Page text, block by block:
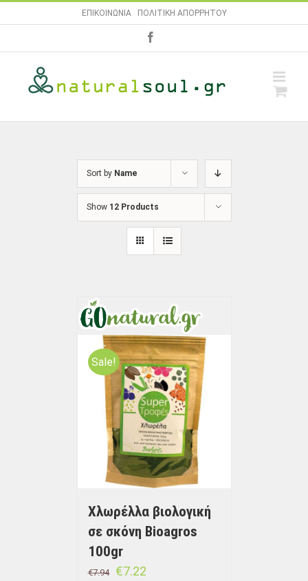
to
ΕΠΙΚΟΙΝΩΝΙΑ| ΠΟΛΙΤΙΚΗ ΑΠΟΡΡΗΤΟΥ
Sort by Name
Show 12 Products
Sale!
Χλωρέλλα βιολογική
σε σκόνη Bioagros
100gr
€7.94 €7.22